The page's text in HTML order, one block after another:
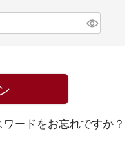
ワードをお忘れですか？